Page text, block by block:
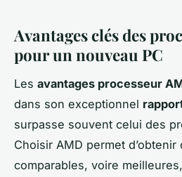
Avantages clés des
pour un nouveau PC
Les avantages processeur
dans son exceptionnel
surpasse souvent celui des
Choisir AMD permet
comparables, voire